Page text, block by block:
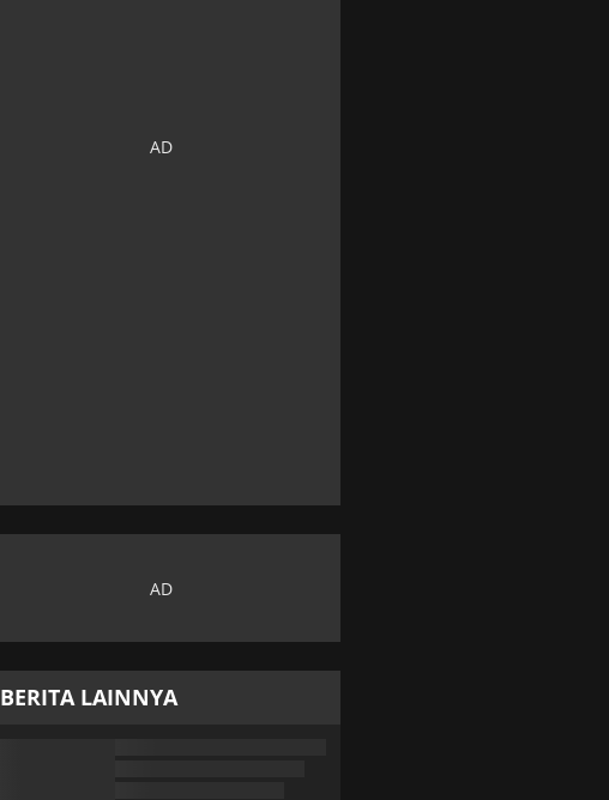
BERITA LAINNYA